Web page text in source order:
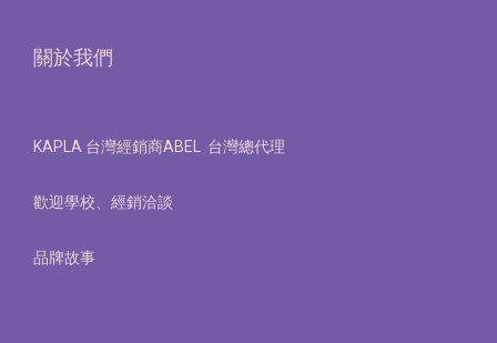
關於我們
KAPLA 台灣經銷商ABEL 台灣總代理
歡迎學校、經銷洽談
品牌故事